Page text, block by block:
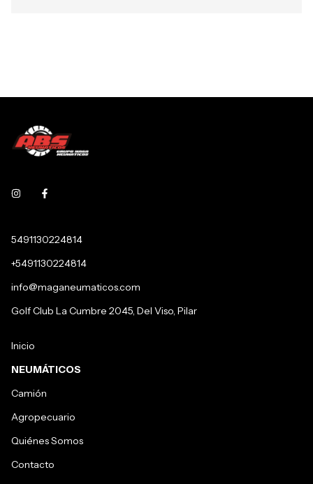
5491130224814
+5491130224814
info@maganeumaticos.com
Golf Club La Cumbre 2045, Del Viso, Pilar
Inicio
NEUMÁTICOS
Camión
Agropecuario
Quiénes Somos
Contacto